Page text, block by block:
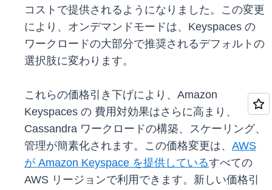
コストで提供されるようになりました。この変更
により、オンデマンドモードは、Keyspaces の
ワークロードの大部分で推奨されるデフォルトの
選択肢に変わります。
これらの価格引き下げにより、Amazon
Keyspaces の 費用対効果はさらに高まり、
Cassandra ワークロードの構築、スケーリング、
管理が簡素化されます。この価格変更は、 AWS
が Amazon Keyspace を提供しているすべての
AWS リージョンで利用できます。新しい価格引